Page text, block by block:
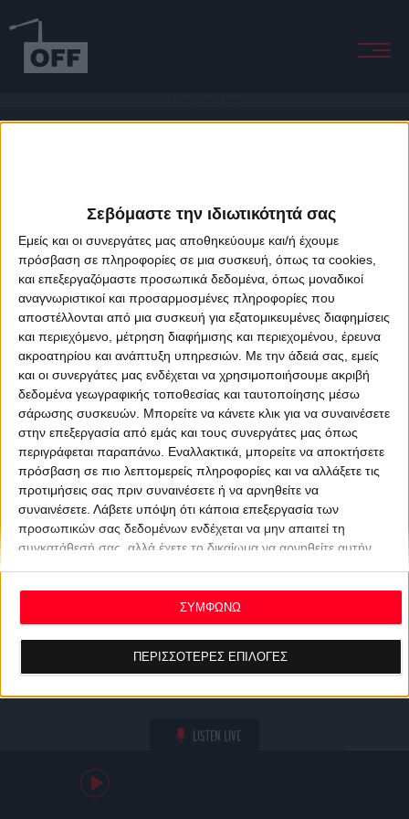
Σεβόμαστε την ιδιωτικότητά σας
Εμείς και οι συνεργάτες μας αποθηκεύουμε και/ή έχουμε
πρόσβαση σε πληροφορίες σε μια συσκευή, όπως τα cookies,
και επεξεργαζόμαστε προσωπικά δεδομένα, όπως μοναδικοί
αναγνωριστικοί και προσαρμοσμένες πληροφορίες που
αποστέλλονται από μια συσκευή για εξατομικευμένες διαφημίσεις
και περιεχόμενο, μέτρηση διαφήμισης και περιεχομένου, έρευνα
ακροατηρίου και ανάπτυξη υπηρεσιών. Με την άδειά σας, εμείς
και οι συνεργάτες μας ενδέχεται να χρησιμοποιήσουμε ακριβή
δεδομένα γεωγραφικής τοποθεσίας και ταυτοποίησης μέσω
σάρωσης συσκευών. Μπορείτε να κάνετε κλικ για να συναινέσετε
στην επεξεργασία από εμάς και τους συνεργάτες μας όπως
περιγράφεται παραπάνω. Εναλλακτικά, μπορείτε να αποκτήσετε
πρόσβαση σε πιο λεπτομερείς πληροφορίες και να αλλάξετε τις
προτιμήσεις σας πριν συναινέσετε ή να αρνηθείτε να
συναινέσετε. Λάβετε υπόψη ότι κάποια επεξεργασία των
προσωπικών σας δεδομένων ενδέχεται να μην απαιτεί τη
συγκατάθεσή σας, αλλά έχετε το δικαίωμα να αρνηθείτε αυτήν
ανακαλέσετε τη συγκατάθεσή σας ανά πάσα στιγμή
επιστρέφοντας σε αυτόν τον ιστότοπο και κάνοντας κλικ στο
κουμπί "Απορρήτου" στο κάτω μέρος της ιστοσελίδας.
ΠΕΡΙΣΣΟΤΕΡΕΣ ΕΠΙΛΟΓΕΣ
ΣΥΜΦΩΝΩ
LISTEN LIVE
About Offradio Business Class Terms & Conditions
Privacy Policy
Designed & developed byporcupine colors&Fotis Alexandrou